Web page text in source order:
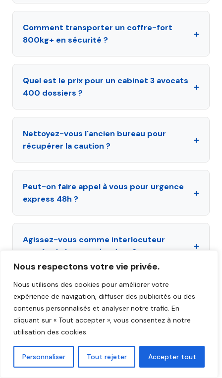
Nous respectons votre vie privée.
Nous utilisons des cookies pour améliorer votre
expérience de navigation, diffuser des publicités ou des
contenus personnalisés et analyser notre trafic. En
cliquant sur « Tout accepter », vous consentez à notre
utilisation des cookies.
Personnaliser Tout rejeter Accepter tout
Comment transporter un coffre-fort
800kg+ en sécurité ?
+
Quel est le prix pour un cabinet 3 avocats
400 dossiers ?
+
Nettoyez-vous l'ancien bureau pour
récupérer la caution ?
+
Peut-on faire appel à vous pour urgence
express 48h ?
+
Agissez-vous comme interlocuteur
auprès du barreau / ordres ?
+